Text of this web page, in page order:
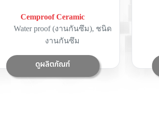
Cemproof Ceramic
Water proof (งานกันซึม), ชนิด
งานกันซึม
ดูผลิตภัณฑ์